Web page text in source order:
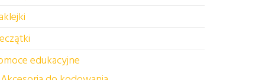
edukacyjne